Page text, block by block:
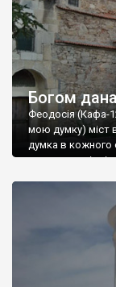
Богом
Феодосія (Кафа-
мою думку) міст
думка в кожного
запрошую